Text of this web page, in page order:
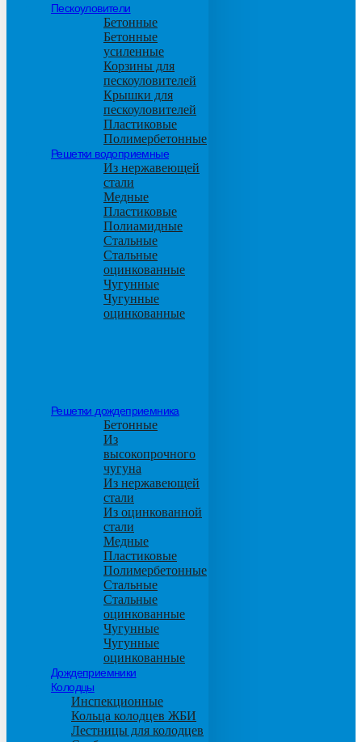
Пескоуловители
Бетонные
Бетонные
усиленные
Корзины для
пескоуловителей
Крышки для
пескоуловителей
Пластиковые
Полимербетонные
Решетки водоприемные
Из нержавеющей
стали
Медные
Пластиковые
Полиамидные
Стальные
Стальные
оцинкованные
Чугунные
Чугунные
оцинкованные
Решетки дождеприемника
Бетонные
Из
высокопрочного
чугуна
Из нержавеющей
стали
Из оцинкованной
стали
Медные
Пластиковые
Полимербетонные
Стальные
Стальные
оцинкованные
Чугунные
Чугунные
оцинкованные
Дождеприемники
Колодцы
Инспекционные
Кольца колодцев ЖБИ
Лестницы для колодцев